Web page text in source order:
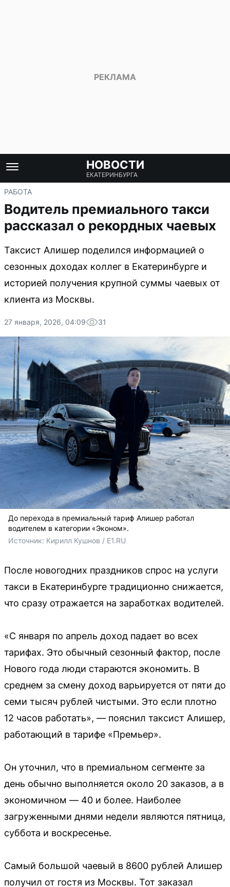
НОВОСТИ
ЕКАТЕРИНБУРГА
РАБОТА
Водитель премиального такси
рассказал о рекордных чаевых
Таксист Алишер поделился информацией о
сезонных доходах коллег в Екатеринбурге и
историей получения крупной суммы чаевых от
клиента из Москвы.
27 января, 2026, 04:09 31
До перехода в премиальный тариф Алишер работал
водителем в категории «Эконом».
Источник: Кирилл Кушнов / E1.RU
После новогодних праздников спрос на услуги
такси в Екатеринбурге традиционно снижается,
что сразу отражается на заработках водителей.
«С января по апрель доход падает во всех
тарифах. Это обычный сезонный фактор, после
Нового года люди стараются экономить. В
среднем за смену доход варьируется от пяти до
семи тысяч рублей чистыми. Это если плотно
12 часов работать», — пояснил таксист Алишер,
работающий в тарифе «Премьер».
Он уточнил, что в премиальном сегменте за
день обычно выполняется около 20 заказов, а в
экономичном — 40 и более. Наиболее
загруженными днями недели являются пятница,
суббота и воскресенье.
Самый большой чаевый в 8600 рублей Алишер
получил от гостя из Москвы. Тот заказал